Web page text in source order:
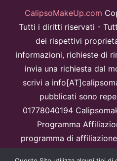
CalipsoMakeUp.com
Tutti i diritti riservati -
dei rispettivi
informazioni, richieste di
invia una richiesta dal
scrivi a
pubblicati sono
01778040194
Programma
programma di